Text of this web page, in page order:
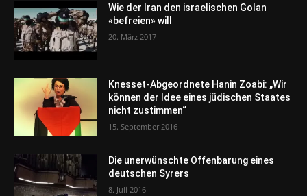
Wie der Iran den israelischen Golan
«befreien» will
20. März 2017
Knesset-Abgeordnete Hanin Zoabi: „Wir
können der Idee eines jüdischen Staates
nicht zustimmen“
15. September 2016
Die unerwünschte Offenbarung eines
deutschen Syrers
8. Juli 2016